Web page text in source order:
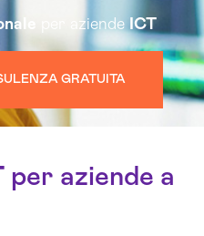
per aziende ICT
GRATUITA
per aziende a